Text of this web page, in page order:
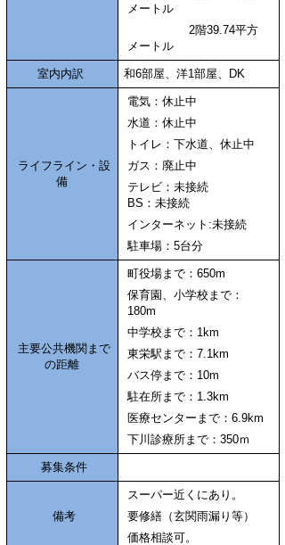
メートル
2階39.74平方
メートル
室内内訳 和6部屋、洋1部屋、DK
ライフライン・設
備
電気：休止中
水道：休止中
トイレ：下水道、休止中
ガス：廃止中
テレビ：未接続
BS：未接続
インターネット:未接続
駐車場：5台分
主要公共機関まで
の距離
町役場まで：650m
保育園、小学校まで：
180m
中学校まで：1km
東栄駅まで：7.1km
バス停まで：10m
駐在所まで：1.3km
医療センターまで：6.9km
下川診療所まで：350ｍ
募集条件
備考
スーパー近くにあり。
要修繕（玄関雨漏り等）
価格相談可。